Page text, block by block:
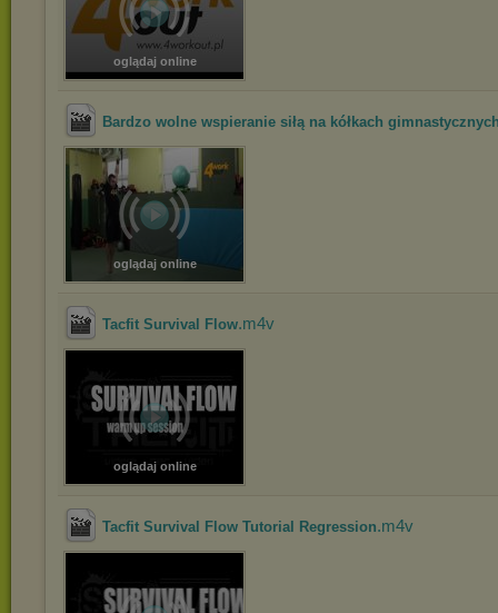
oglądaj online
Bardzo wolne wspieranie siłą na kółkach
oglądaj online
Tacfit Survival Flow.m4v
oglądaj online
Tacfit Survival Flow Tutorial Regression.m4v